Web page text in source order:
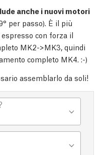
anche i nuovi motori
per passo). È il più
con forza il
MK2->MK3, quindi
completo MK4. :-)
assemblarlo da soli!